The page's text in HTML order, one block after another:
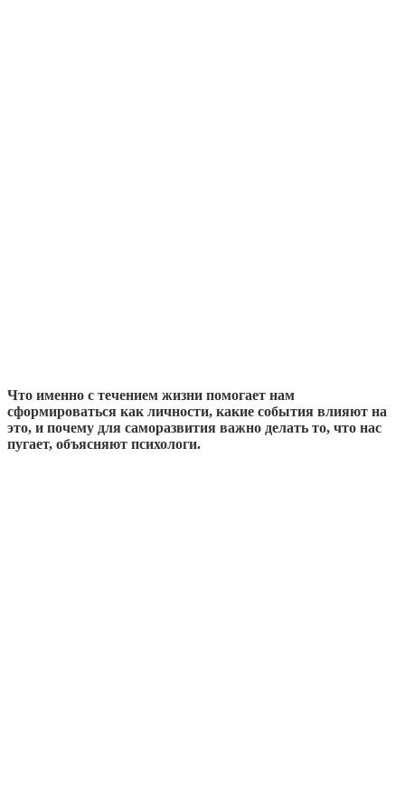
Что именно с течением жизни помогает нам
сформироваться как личности, какие события влияют на
это, и почему для саморазвития важно делать то, что нас
пугает, объясняют психологи.